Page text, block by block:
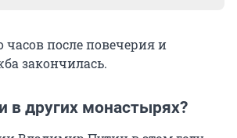
на смиренныя рабы Твоя,
нас: се бо брани хотящия
народ ея.
часов после повечерия и
закончилась.
в других монастырях?